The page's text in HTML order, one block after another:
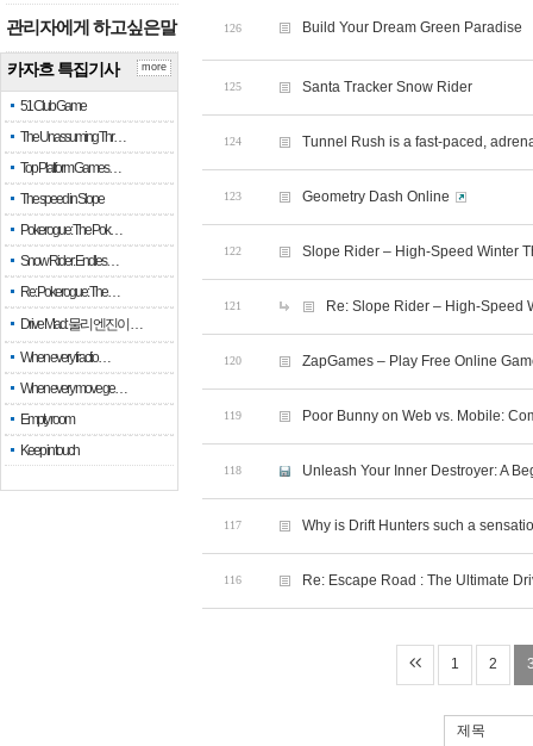
관리자에게 하고싶은말
카자흐 특집기사
51 Club Game
The Unassuming Thr…
Top Platform Games…
The speed in Slope
Pokerogue: The Pok…
Snow Rider: Endles…
Re: Pokerogue: The…
Drive Mad: 물리 엔진이 …
When every fractio…
When every move ge…
Empty room
Keep in touch
more
126 Build Your Dream Green Paradise
125 Santa Tracker Snow Rider
124 Tunnel Rush is a fast-paced,
123 Geometry Dash Online
122 Slope Rider – High-Speed Winter
121 Re: Slope Rider – High-Speed
120 ZapGames – Play Free Online
119 Poor Bunny on Web vs. Mobile:
118 Unleash Your Inner Destroyer: A
117 Why is Drift Hunters such a
116 Re: Escape Road : The Ultimate
1 2
제목